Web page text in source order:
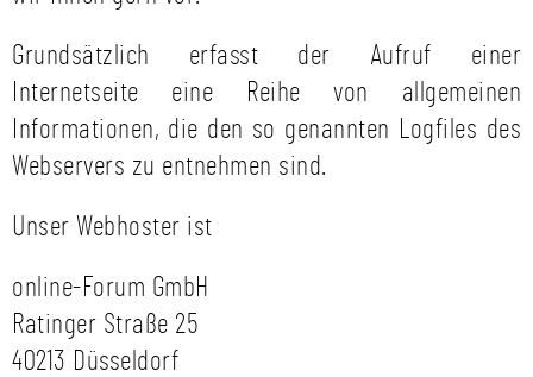
Grundsätzlich erfasst der Aufruf einer
Internetseite eine Reihe von allgemeinen
Informationen, die den so genannten Logfiles des
Webservers zu entnehmen sind.
Unser Webhoster ist
online-Forum GmbH
Ratinger Straße 25
40213 Düsseldorf